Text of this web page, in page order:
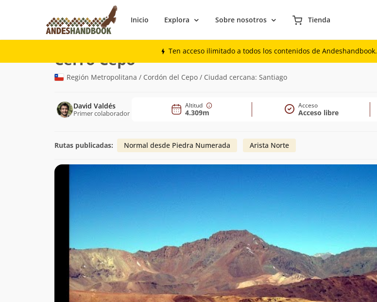
Inicio Explora Sobre nosotros Tienda
Ten acceso ilimitado a todos los contenidos de Andeshandbook.
Montaña
Cerro Cepo (4.309m)
Región Metropolitana / Cordón del Cepo / Ciudad cercana: Santiago
David Valdés
Primer colaborador
Altitud
4.309m
Acceso
Acceso libre
Rutas publicadas: Normal desde Piedra Numerada Arista Norte